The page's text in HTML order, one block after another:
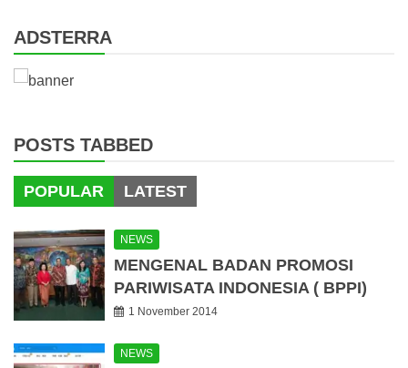
ADSTERRA
POSTS TABBED
POPULAR LATEST
NEWS
MENGENAL BADAN PROMOSI
PARIWISATA INDONESIA ( BPPI)
1 November 2014
NEWS